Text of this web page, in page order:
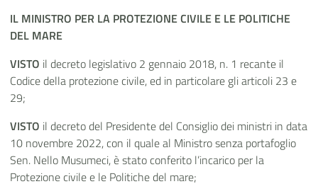
IL MINISTRO PER LA PROTEZIONE CIVILE E LE POLITICHE
DEL MARE
VISTO il decreto legislativo 2 gennaio 2018, n. 1 recante il
Codice della protezione civile, ed in particolare gli articoli 23 e
29;
VISTO il decreto del Presidente del Consiglio dei ministri in data
10 novembre 2022, con il quale al Ministro senza portafoglio
Sen. Nello Musumeci, è stato conferito l’incarico per la
Protezione civile e le Politiche del mare;